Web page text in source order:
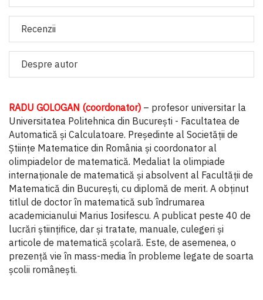
Recenzii
Despre autor
RADU GOLOGAN (coordonator) – profesor universitar la
Universitatea Politehnica din București - Facultatea de
Automatică și Calculatoare. Președinte al Societății de
Științe Matematice din România și coordonator al
olimpiadelor de matematică. Medaliat la olimpiade
internaționale de matematică și absolvent al Facultății de
Matematică din București, cu diplomă de merit. A obținut
titlul de doctor în matematică sub îndrumarea
academicianului Marius Iosifescu. A publicat peste 40 de
lucrări științifice, dar și tratate, manuale, culegeri și
articole de matematică școlară. Este, de asemenea, o
prezență vie în mass-media în probleme legate de soarta
școlii românești.